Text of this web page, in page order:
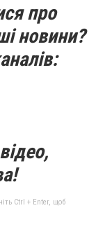
про
новини?
Ctrl + Enter, щоб